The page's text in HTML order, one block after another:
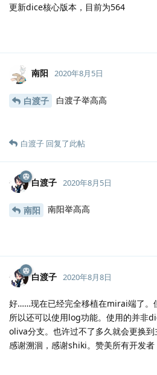
更新dice核心版本，目前为564
南阳 2020年8月5日
白渡子 白渡子举高高
白渡子 回复了此帖
白渡子 2020年8月5日
南阳 南阳举高高
白渡子 2020年8月8日
好……现在已经完全移植在mirai端了。
所以还可以使用log功能。使用的并非
oliva分支。也许过不了多久就会更换到
感谢溯洄，感谢shiki。赞美所有开发者